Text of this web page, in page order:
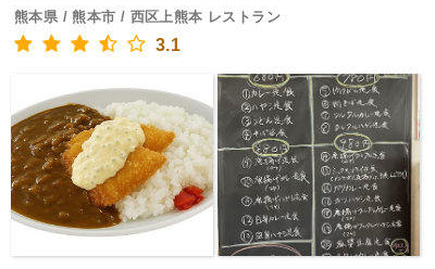
熊本県 / 熊本市 / 西区上熊本 レストラン
3.1